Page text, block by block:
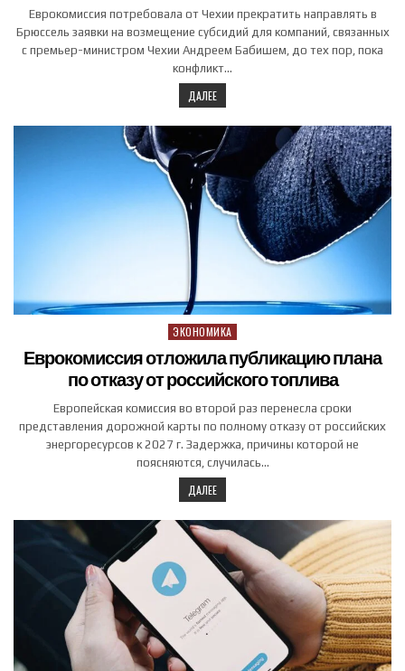
Еврокомиссия потребовала от Чехии прекратить направлять в
Брюссель заявки на возмещение субсидий для компаний, связанных
с премьер-министром Чехии Андреем Бабишем, до тех пор, пока
конфликт…
ДАЛЕЕ
Posted in
ЭКОНОМИКА
Еврокомиссия отложила публикацию плана
по отказу от российского топлива
Европейская комиссия во второй раз перенесла сроки
представления дорожной карты по полному отказу от российских
энергоресурсов к 2027 г. Задержка, причины которой не
поясняются, случилась…
ДАЛЕЕ